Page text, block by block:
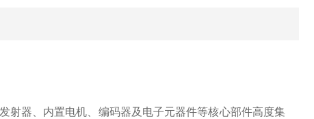
射器、内置电机、编码器及电子元器件等核心部件高度集